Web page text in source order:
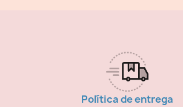
Política de entrega